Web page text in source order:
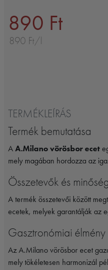
890 Ft
890 Ft/l
TERMÉKLEÍRÁS
Termék bemutatása
A A.Milano vörösbor ecet
mely magában hordozza az
Összetevők és
A termék összetevői között
ecetek, melyek garantálják az
Gasztronómiai élmény
Az A.Milano vörösbor ecet
mely tökéletesen harmonizál